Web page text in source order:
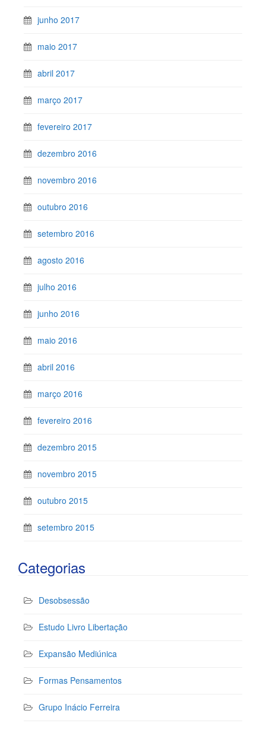
junho 2017
maio 2017
abril 2017
março 2017
fevereiro 2017
dezembro 2016
novembro 2016
outubro 2016
setembro 2016
agosto 2016
julho 2016
junho 2016
maio 2016
abril 2016
março 2016
fevereiro 2016
dezembro 2015
novembro 2015
outubro 2015
setembro 2015
Categorias
Desobsessão
Estudo Livro Libertação
Expansão Mediúnica
Formas Pensamentos
Grupo Inácio Ferreira